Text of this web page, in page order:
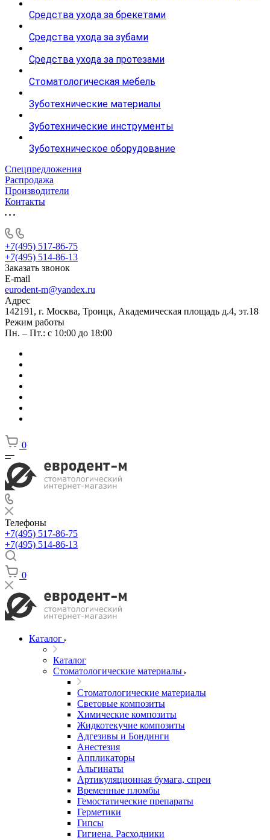
Средства ухода за брекетами
Средства ухода за зубами
Средства ухода за протезами
Стоматологическая мебель
Зуботехнические материалы
Зуботехнические инструменты
Зуботехническое оборудование
Спецпредложения
Распродажа
Производители
Контакты
+7(495) 517-86-75
+7(495) 514-86-13
Заказать звонок
E-mail
eurodent-m@yandex.ru
Адрес
142191, г. Москва, Троицк, Академическая площадь д.4, эт.18
Режим работы
Пн. – Пт.: с 10:00 до 18:00
0
Телефоны
+7(495) 517-86-75
+7(495) 514-86-13
0
Каталог
Каталог
Стоматологические материалы
Стоматологические материалы
Световые композиты
Химические композиты
Жидкотекучие композиты
Адгезивы и Бондинги
Анестезия
Аппликаторы
Альгинаты
Артикуляционная бумага, спреи
Временные пломбы
Гемостатические препараты
Герметики
Гипсы
Гигиена. Расходники